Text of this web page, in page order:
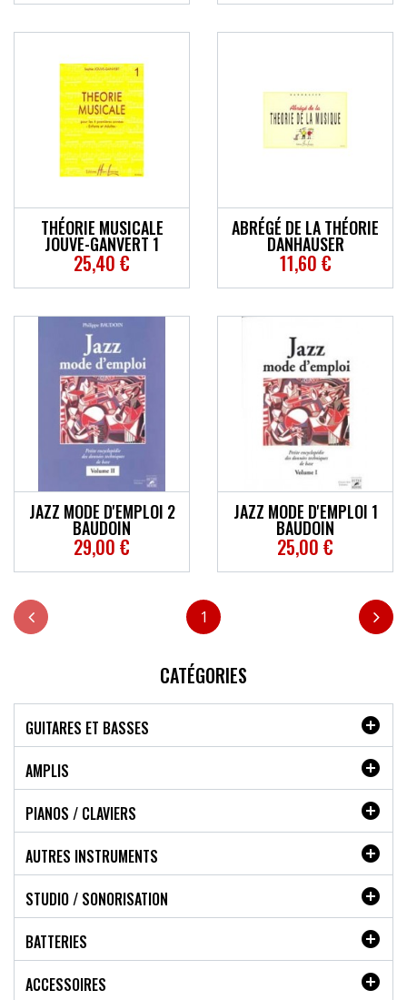
CATÉGORIES
GUITARES ET BASSES 
AMPLIS 
PIANOS / CLAVIERS 
AUTRES INSTRUMENTS 
STUDIO / SONORISATION 
BATTERIES 
ACCESSOIRES 
THÉORIE MUSICALE
JOUVE-GANVERT 1
25,40 €
ABRÉGÉ DE LA THÉORIE
DANHAUSER
11,60 €
JAZZ MODE D'EMPLOI 2
BAUDOIN
29,00 €
JAZZ MODE D'EMPLOI 1
BAUDOIN
25,00 €
1